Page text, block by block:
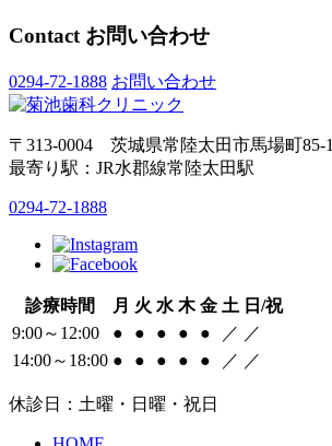
Contact お問い合わせ
0294-72-1888 お問い合わせ
〒313-0004 茨城県常陸太田市馬場町85-1
最寄り駅：JR水郡線常陸太田駅
0294-72-1888
診療時間 月 火 水 木 金 土 日/祝
9:00～12:00
● ● ● ● ● ／ ／
14:00～18:00 ● ● ● ● ● ／ ／
休診日：土曜・日曜・祝日